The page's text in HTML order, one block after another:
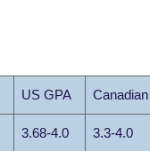
US GPA
3.68-4.0 3.3-4.0